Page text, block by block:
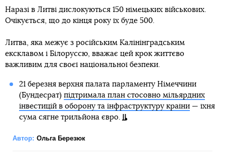
Наразі в Литві дислокуються 150 німецьких військових.
Очікується, що до кінця року їх буде 500.
Литва, яка межує з російським Калінінградським
ексклавом і Білоруссю, вважає цей крок життєво
важливим для своєї національної безпеки.
21 березня верхня палата парламенту Німеччини
(Бундесрат) підтримала план стосовно мільярдних
інвестицій в оборону та інфраструктуру країни— їхня
сума сягне трильйона євро.
Автор: Ольга Березюк